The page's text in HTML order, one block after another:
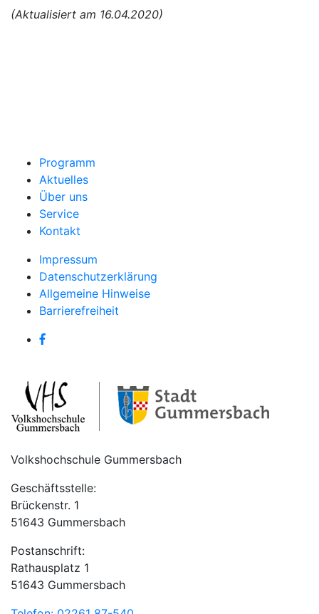
(Aktualisiert am 16.04.2020)
Programm
Aktuelles
Über uns
Service
Kontakt
Impressum
Datenschutzerklärung
Allgemeine Hinweise
Barrierefreiheit
Volkshochschule Gummersbach
Geschäftsstelle:
Brückenstr. 1
51643 Gummersbach
Postanschrift:
Rathausplatz 1
51643 Gummersbach